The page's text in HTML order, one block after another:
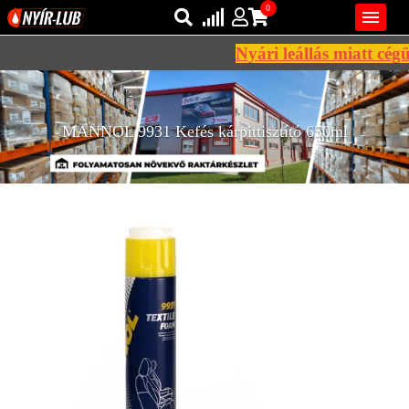
REGISZTRÁCIÓ

Bejelentkezés
Regisztráció
0
AZ ÖN KOSARA ÜRES
Nyári leállás miatt
MANNOL 9931 Kefés kárpittisztító 650ml